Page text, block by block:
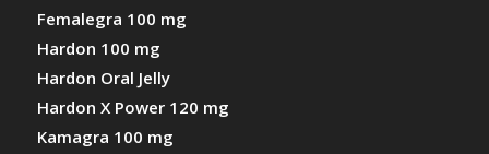
Femalegra 100 mg
Hardon 100 mg
Hardon Oral Jelly
Hardon X Power 120 mg
Kamagra 100 mg